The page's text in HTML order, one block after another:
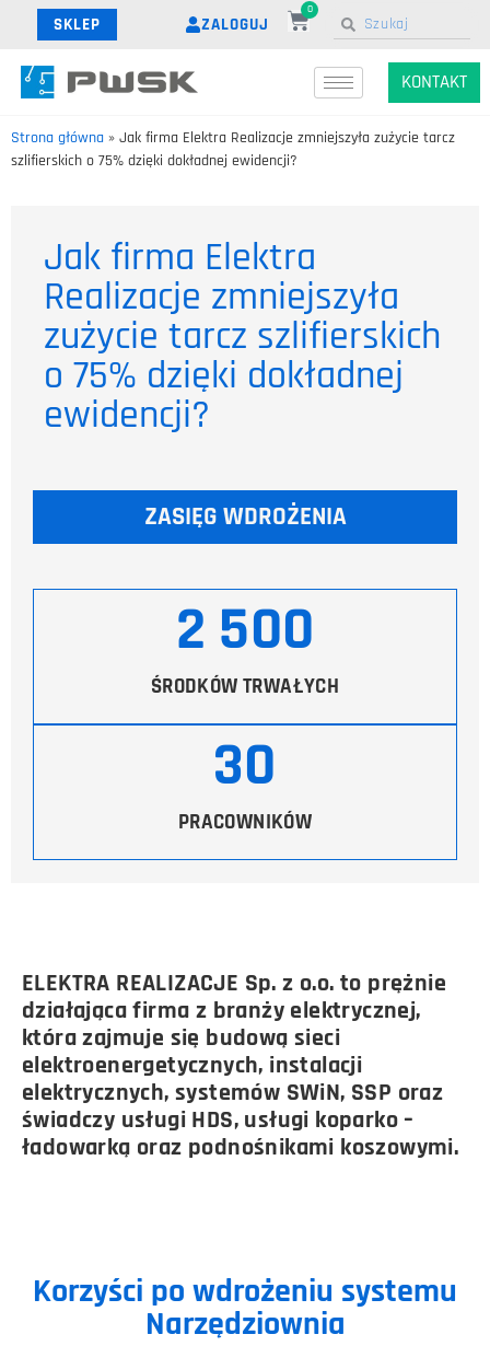
SKLEP ZALOGUJ
0
KONTAKT
Strona główna » Jak firma Elektra Realizacje zmniejszyła zużycie tarcz
szlifierskich o 75% dzięki dokładnej ewidencji?
Jak firma Elektra
Realizacje zmniejszyła
zużycie tarcz szlifierskich
o 75% dzięki dokładnej
ewidencji?
ZASIĘG WDROŻENIA
ŚRODKÓW TRWAŁYCH
2 500
PRACOWNIKÓW
30
ELEKTRA REALIZACJE Sp. z o.o. to prężnie
działająca firma z branży elektrycznej,
która zajmuje się budową sieci
elektroenergetycznych, instalacji
elektrycznych, systemów SWiN, SSP oraz
świadczy usługi HDS, usługi koparko –
ładowarką oraz podnośnikami koszowymi.
Korzyści po wdrożeniu systemu
Narzędziownia